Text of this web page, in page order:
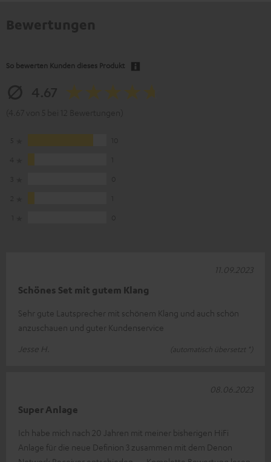
So bewerten Kunden dieses Produkt
Schönes Set mit gutem Klang
Sehr gute Lautsprecher mit schönem Klang und auch schön
anzuschauen und guter Kundenservice
Jesse H.
(automatisch übersetzt *)
11.09.2023
Super Anlage
Ich habe mich nach 20 Jahren mit meiner bisherigen HiFi
Anlage für die neue Definion 3 zusammen mit dem Denon
08.06.2023